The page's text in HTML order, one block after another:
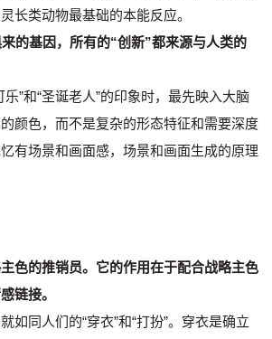
长类动物最基础的本能反应。
的基因，所有的“创新”都来源与人类的
乐”和“圣诞老人”的印象时，最先映入大脑
颜色，而不是复杂的形态特征和需要深度
有场景和画面感，场景和画面生成的原理
色的推销员。它的作用在于配合战略主色
链接。
如同人们的“穿衣”和“打扮”。穿衣是确立